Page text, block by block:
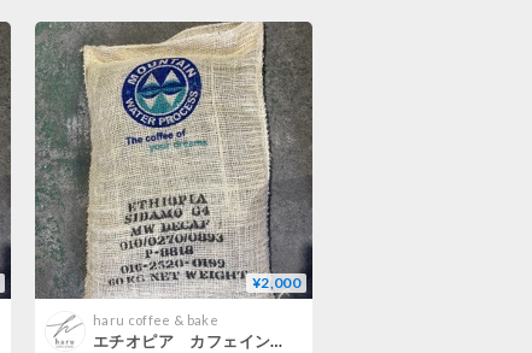
¥2,000
haru coffee & bake
エチオピア カフェインレスデカフェ（中煎り）200g